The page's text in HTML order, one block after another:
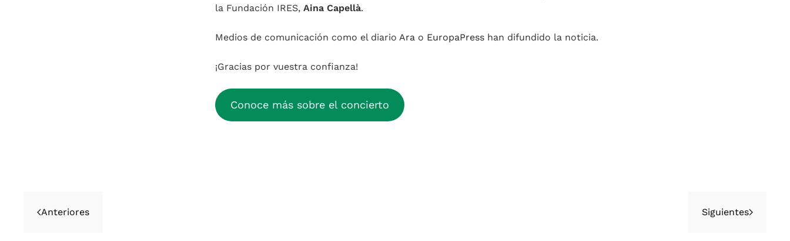
la Fundación IRES, Aina Capellà.
Medios de comunicación como el diario Ara o EuropaPress han difundido la noticia.
¡Gracias por vuestra confianza!
Conoce más sobre el concierto
Anteriores Siguientes